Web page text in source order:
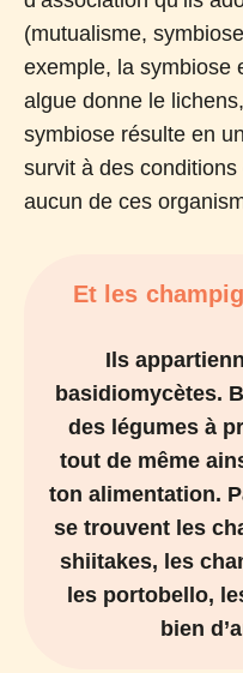
(mutualisme,
exemple, la symbiose
algue donne le
symbiose résulte en
survit à des
aucun de ces
Et les
Ils
basidiomycètes.
des légumes à
tout de même
ton alimentation.
se trouvent les
shiitakes, les
les portobello,
bien